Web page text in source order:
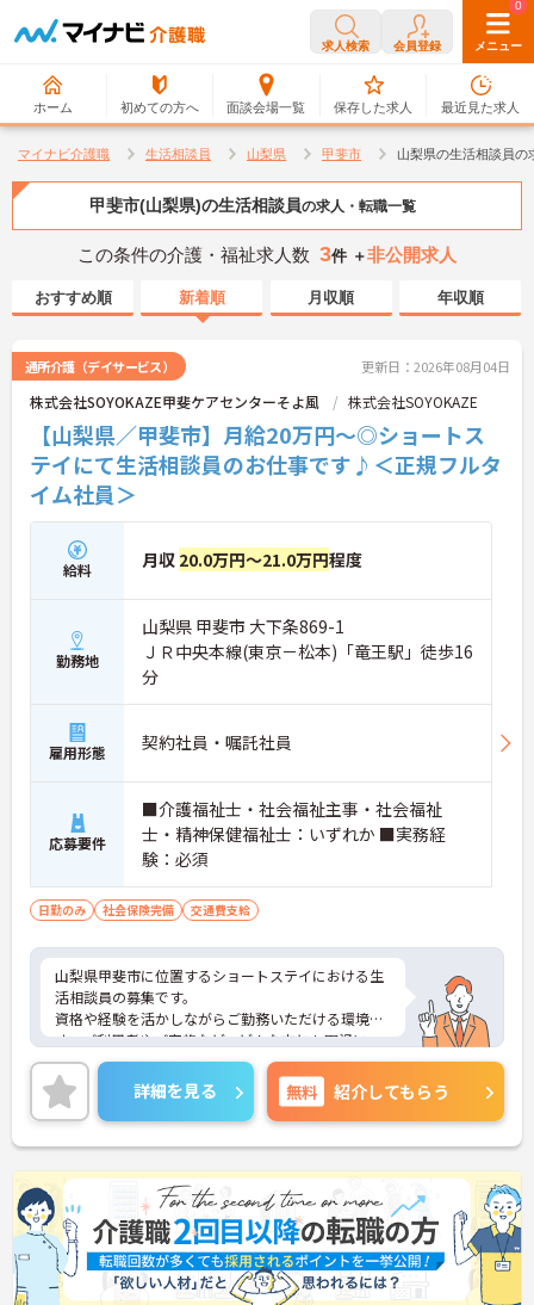
求人検索 会員登録 メニュー
ホーム 初めての方へ 面談会場一覧
0
保存した求人
0
最近見た求人
マイナビ介護職 生活相談員 山梨県 甲斐市 山梨県の生活相談員の
甲斐市(山梨県)の生活相談員の求人・転職一覧
この条件の介護・福祉求人数 3件 ＋非公開求人
おすすめ順 新着順 月収順 年収順
通所介護（デイサービス） 更新日：2026年08月04日
株式会社SOYOKAZE甲斐ケアセンターそよ風 株式会社SOYOKAZE
【山梨県／甲斐市】月給20万円～◎ショートス
テイにて生活相談員のお仕事です♪＜正規フルタ
イム社員＞
給料 月収 20.0万円～21.0万円程度
勤務地
山梨県 甲斐市 大下条869-1
ＪＲ中央本線(東京－松本)「竜王駅」徒歩16
分
雇用形態 契約社員・嘱託社員
応募要件
■介護福祉士・社会福祉主事・社会福祉
士・精神保健福祉士：いずれか ■実務経
験：必須
日勤のみ 社会保険完備 交通費支給
山梨県甲斐市に位置するショートステイにおける生
活相談員の募集です。
資格や経験を活かしながらご勤務いただける環境で
す。ご利用者やご家族など、どんな方とも円滑にコ
ミュニケーションをとれる方を募集しています。
ご興味のある方には、面接対策ポイントなど、さら
に詳細をご案内しますのでお気軽にご相談くださ
い！
詳細を見る 無料 紹介してもらう